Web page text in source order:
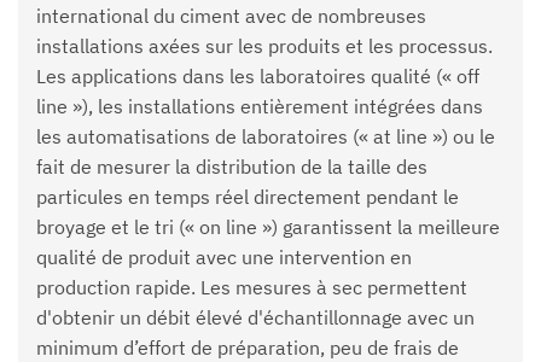
international du ciment avec de nombreuses
installations axées sur les produits et les processus.
Les applications dans les laboratoires qualité (« off
line »), les installations entièrement intégrées dans
les automatisations de laboratoires (« at line ») ou le
fait de mesurer la distribution de la taille des
particules en temps réel directement pendant le
broyage et le tri (« on line ») garantissent la meilleure
qualité de produit avec une intervention en
production rapide. Les mesures à sec permettent
d'obtenir un débit élevé d'échantillonnage avec un
minimum d’effort de préparation, peu de frais de